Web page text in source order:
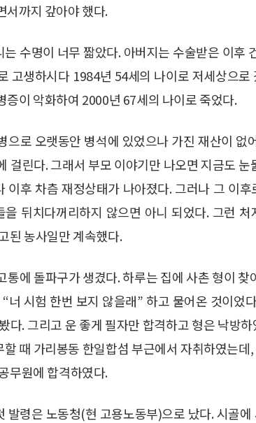
서까지 갚아야 했다.
는 수명이 너무 짧았다. 아버지는 수술받은 이후
고생하시다 1984년 54세의 나이로 저세상으
증이 악화하여 2000년 67세의 나이로 죽었다.
으로 오랫동안 병석에 있었으나 가진 재산이 없
걸린다. 그래서 부모 이야기만 나오면 지금도
이후 차츰 재정상태가 나아졌다. 그러나 그 이
을 뒤치다꺼리하지 않으면 아니 되었다. 그런
된 농사일만 계속했다.
통에 돌파구가 생겼다. 하루는 집에 사촌 형이
너 시험 한번 보지 않을래” 하고 물어온 것이었
다. 그리고 운 좋게 필자만 합격하고 형은 낙방
때 가리봉동 한일합섬 부근에서 자취하였는
무원에 합격하였다.
발령은 노동청(현 고용노동부)으로 났다. 시골